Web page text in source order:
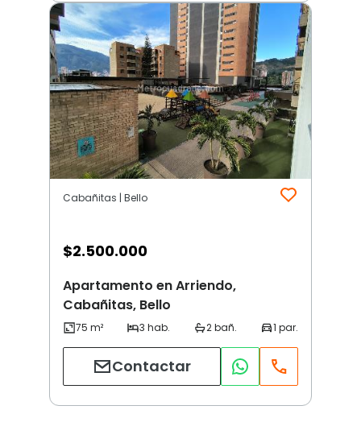
Cabañitas | Bello
$2.500.000
Apartamento en Arriendo,
Cabañitas, Bello
Contactar